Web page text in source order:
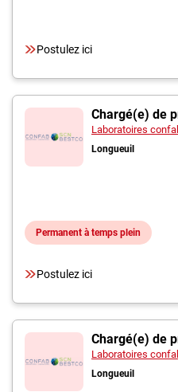
Postulez ici
Chargé(e) de
Laboratoires
Longueuil
Permanent à temps plein
Postulez ici
Chargé(e) de
Laboratoires
Longueuil